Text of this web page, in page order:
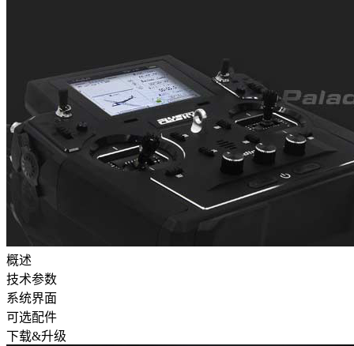
概述
技术参数
系统界面
可选配件
下载&升级